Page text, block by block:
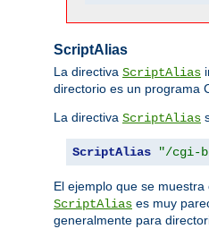
ScriptAlias
La directiva ScriptAlias
directorio es un programa
La directiva ScriptAlias
ScriptAlias "/cgi-
El ejemplo que se
ScriptAlias es muy
generalmente para